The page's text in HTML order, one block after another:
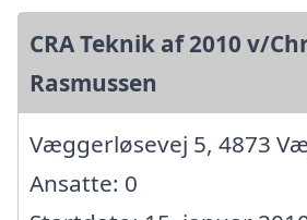
CRA Teknik af 2010 v/
Rasmussen
Væggerløsevej 5, 4873
Ansatte: 0